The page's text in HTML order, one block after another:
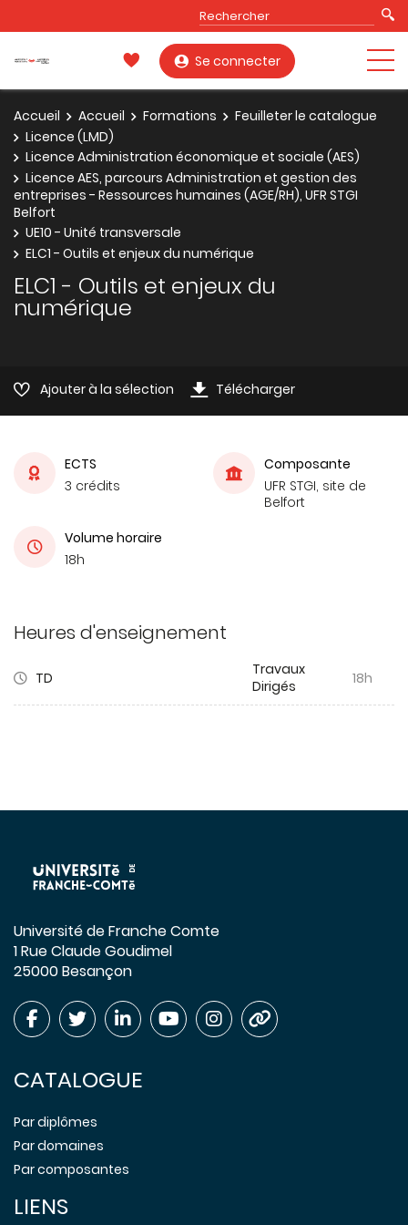
Se connecter
Accueil Accueil Formations
Feuilleter le catalogue
Licence (LMD)
Licence Administration économique et sociale (AES)
Licence AES, parcours Administration et gestion des
entreprises - Ressources humaines (AGE/RH), UFR STGI
Belfort
UE10 - Unité transversale
ELC1 - Outils et enjeux du numérique
ELC1 - Outils et enjeux du
numérique
Ajouter à la sélection Télécharger
ECTS
3 crédits
Composante
UFR STGI, site de
Belfort
Volume horaire
18h
Heures d'enseignement
TD
Travaux
Dirigés
18h
Université de Franche Comte
1 Rue Claude Goudimel
25000 Besançon
CATALOGUE
Par diplômes
Par domaines
Par composantes
LIENS